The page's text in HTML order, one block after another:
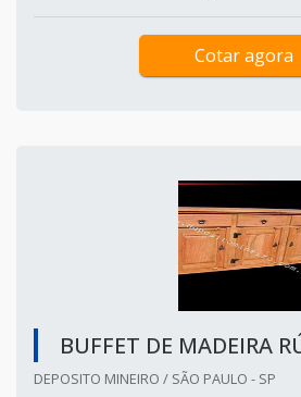
Cotar agora
BUFFET DE MADEIRA
DEPOSITO MINEIRO / SÃO PAULO - SP